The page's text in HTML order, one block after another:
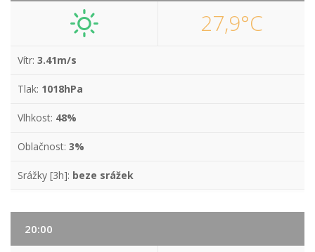
27,9°C
Vítr: 3.41m/s
Tlak: 1018hPa
Vlhkost: 48%
Oblačnost: 3%
Srážky [3h]: beze srážek
20:00